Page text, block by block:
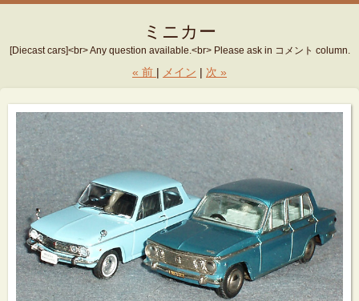
ミニカー
[Diecast cars]<br> Any question available.<br> Please ask in コメント column.
« 前 メイン 次 »